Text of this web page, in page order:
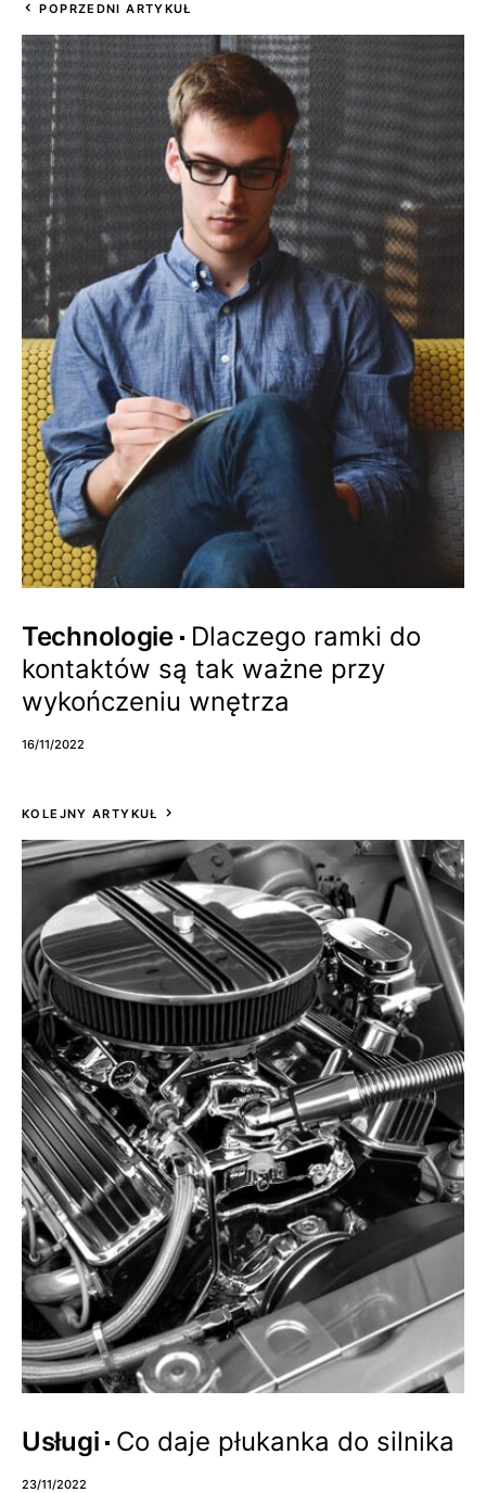
POPRZEDNI ARTYKUŁ
Technologie
Dlaczego ramki do
kontaktów są tak ważne przy
wykończeniu wnętrza
16/11/2022
KOLEJNY ARTYKUŁ
Usługi Co daje płukanka do silnika
23/11/2022